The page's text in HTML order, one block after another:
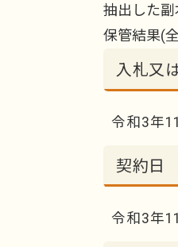
抽出した
保管結果(
入札又
令和3年
契約日
令和3年